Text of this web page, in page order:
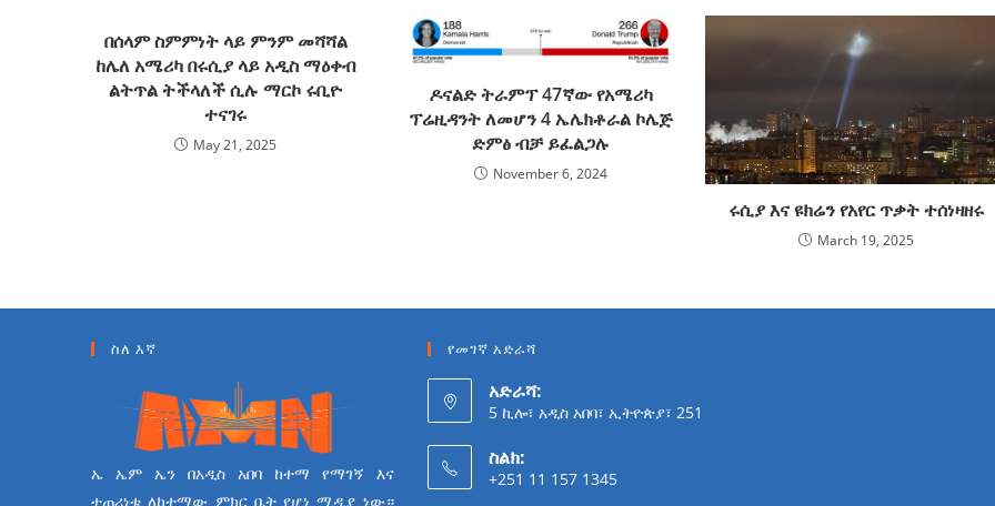
በሰላም ስምምነት ላይ ምንም መሻሻል
ከሌለ አሜሪካ በሩሲያ ላይ አዲስ ማዕቀብ
ልትጥል ትችላለች ሲሉ ማርኮ ሩቢዮ
ተናገሩ
May 21, 2025
ዶናልድ ትራምፕ 47ኛው የአሜሪካ
ፕሬዚዳንት ለመሆን 4 ኤሌክቶራል ኮሌጅ
ድምፅ ብቻ ይፈልጋሉ
November 6, 2024
ሩሲያ እና ዩክሬን የአየር ጥቃት ተሰነዛዘሩ
March 19, 2025
ስለ እኛ
ኤ ኤም ኤን በአዲስ አበባ ከተማ የማገኝ እና
ተጠሪነቱ ለከተማው ምክር ቤት የሆነ ሚዲያ ነው።
የመገኛ አድራሻ
አድራሻ:
5 ኪሎ፣ አዲስ አበባ፣ ኢትዮጵያ፣ 251
ስልክ:
+251 11 157 1345